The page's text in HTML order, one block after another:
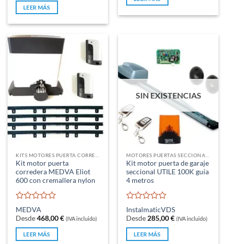
de
5
LEER MÁS
5
Kit motor puerta
corredera MEDVA Eliot
600 con cremallera nylon
Valorado
con
0
de
5
MEDVA
Desde468,00€ (IVA incluido)
LEER MÁS
SIN EXISTENCIAS
Kit motor puerta de garaje
seccional UTILE 100K guía
4 metros
Valorado
con
0
de
5
InstalmaticVDS
Desde 285,00€ (IVA incluido)
LEER MÁS